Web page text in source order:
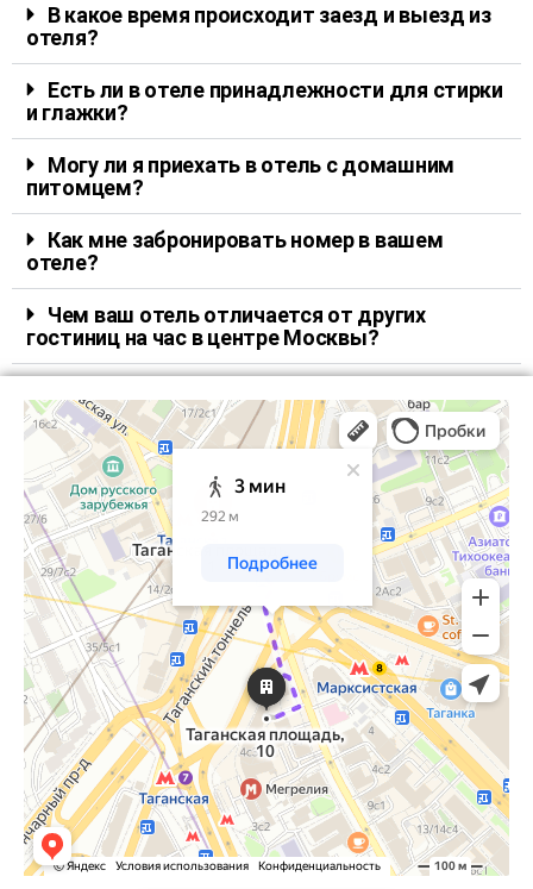
В какое время происходит заезд и выезд из
отеля?
Есть ли в отеле принадлежности для стирки
и глажки?
Могу ли я приехать в отель с домашним
питомцем?
Как мне забронировать номер в вашем
отеле?
Чем ваш отель отличается от других
гостиниц на час в центре Москвы?
Москва
Таганская площадь, 10: как доехать на автомобиле, общественным
транспортом или пешком – Яндекс Карты